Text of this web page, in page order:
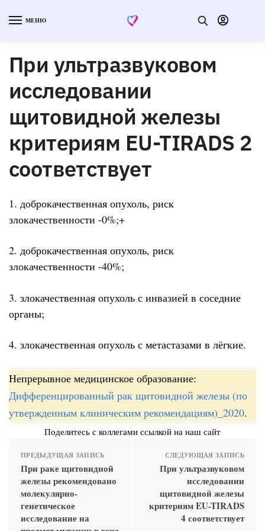
МЕНЮ
При ультразвуковом
исследовании
щитовидной железы
критериям EU-TIRADS 2
соответствует
1. доброкачественная опухоль, риск
злокачественности -0%;+
2. доброкачественная опухоль, риск
злокачественности -40%;
3. злокачественная опухоль с инвазией в соседние
органы;
4. злокачественная опухоль с метастазами в лёгкие.
Непрерывное медицинское образование:
Дифференцированный рак щитовидной железы (по
утвержденным клиническим рекомендациям)_2020.
Поделитесь с коллегами ссылкой на наш сайт
ПРЕДЫДУЩАЯ ЗАПИСЬ
При раке щитовидной
железы рекомендовано
молекулярно-
генетическое
исследование на
СЛЕДУЮЩАЯ ЗАПИСЬ
При ультразвуковом
исследовании
щитовидной железы
критериям EU-TIRADS
4 соответствует